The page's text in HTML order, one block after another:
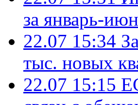
за январь-
22.07 15:34
тыс. новых
22.07 15:15